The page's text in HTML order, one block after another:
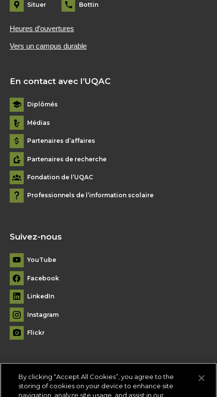
Situer Bottin
Heures d’ouvertures
Vers un campus durable
En contact avec l’UQAC
Diplômés
Médias
Partenaires d’affaires
Partenaires de recherche
Fondation de l’UQAC
Professionnels de l’information scolaire
Suivez-nous
YouTube
Facebook
LinkedIn
Instagram
Flickr
Plan du site
By clicking “Accept All Cookies”, you agree to the
storing of cookies on your device to enhance site
navigation, analyze site usage, and assist in our